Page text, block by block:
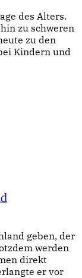
des Alters.
zu schweren
zu den
Kindern und
geben, der
werden
direkt
er vor